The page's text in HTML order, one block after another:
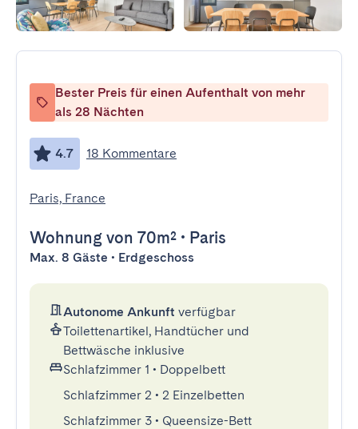
Bester Preis für einen Aufenthalt von mehr
als 28 Nächten
4.7 18 Kommentare
Paris, France
Wohnung von 70m² • Paris
Max. 8 Gäste • Erdgeschoss
Autonome Ankunft verfügbar
Toilettenartikel, Handtücher und
Bettwäsche inklusive
Schlafzimmer 1 • Doppelbett
Schlafzimmer 2 • 2 Einzelbetten
Schlafzimmer 3 • Queensize-Bett